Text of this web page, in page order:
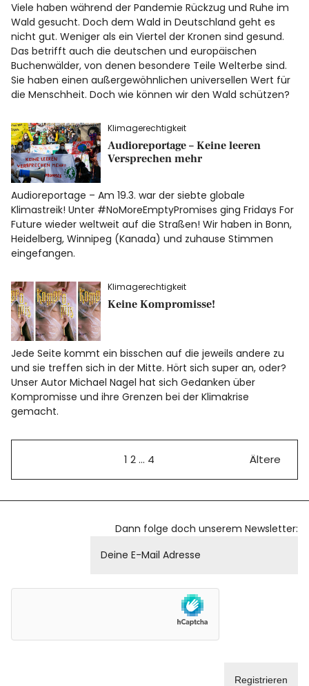
Viele haben während der Pandemie Rückzug und Ruhe im
Wald gesucht. Doch dem Wald in Deutschland geht es
nicht gut. Weniger als ein Viertel der Kronen sind gesund.
Das betrifft auch die deutschen und europäischen
Buchenwälder, von denen besondere Teile Welterbe sind.
Sie haben einen außergewöhnlichen universellen Wert für
die Menschheit. Doch wie können wir den Wald schützen?
Klimagerechtigkeit
Audioreportage – Keine leeren
Versprechen mehr
Audioreportage – Am 19.3. war der siebte globale
Klimastreik! Unter #NoMoreEmptyPromises ging Fridays For
Future wieder weltweit auf die Straßen! Wir haben in Bonn,
Heidelberg, Winnipeg (Kanada) und zuhause Stimmen
eingefangen.
Klimagerechtigkeit
Keine Kompromisse!
Jede Seite kommt ein bisschen auf die jeweils andere zu
und sie treffen sich in der Mitte. Hört sich super an, oder?
Unser Autor Michael Nagel hat sich Gedanken über
Kompromisse und ihre Grenzen bei der Klimakrise
gemacht.
1 2 … 4 Ältere
Dann folge doch unserem Newsletter: